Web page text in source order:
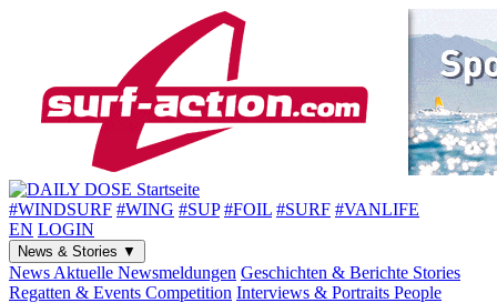
#WINDSURF #WING #SUP #FOIL #SURF #VANLIFE
EN LOGIN
News & Stories ▼
News Aktuelle Newsmeldungen Geschichten & Berichte Stories
Regatten & Events Competition Interviews & Portraits People